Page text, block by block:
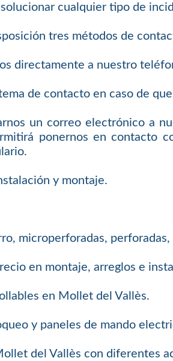
cualquier tipo de
tres métodos de
directamente a nuestro
de contacto en caso de
un correo electrónico a
ponernos en contacto
y montaje.
microperforadas,
en montaje, arreglos e
en Mollet del Vallès.
y paneles de mando
del Vallès con diferentes